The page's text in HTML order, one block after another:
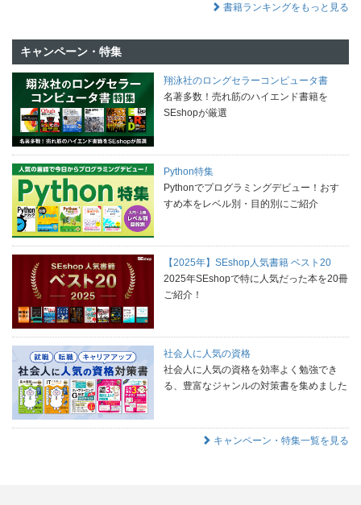
書籍ランキングをもっと見る
キャンペーン・特集
翔泳社のロングセラーコンピュータ書
名著多数！売れ筋のハイエンド書籍を
SEshopが厳選
Python特集
Pythonでプログラミングデビュー！おす
すめ本をレベル別・目的別にご紹介
【2025年】SEshop人気書籍 ベスト20
2025年SEshopで特に人気だった本を20冊
ご紹介！
社会人に人気の資格
社会人に人気の資格を効率よく勉強でき
る、豊富なジャンルの対策書を集めました
キャンペーン・特集一覧を見る